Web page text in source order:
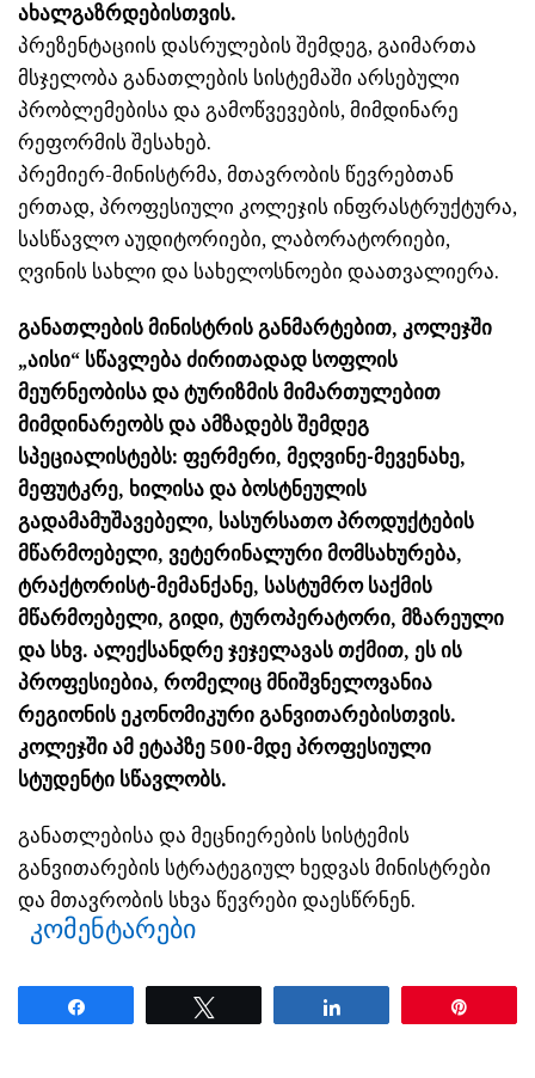
ახალგაზრდებისთვის.
პრეზენტაციის დასრულების შემდეგ, გაიმართა
მსჯელობა განათლების სისტემაში არსებული
პრობლემებისა და გამოწვევების, მიმდინარე
რეფორმის შესახებ.
პრემიერ-მინისტრმა, მთავრობის წევრებთან
ერთად, პროფესიული კოლეჯის ინფრასტრუქტურა,
სასწავლო აუდიტორიები, ლაბორატორიები,
ღვინის სახლი და სახელოსნოები დაათვალიერა.
განათლების მინისტრის განმარტებით, კოლეჯში
„აისი“ სწავლება ძირითადად სოფლის
მეურნეობისა და ტურიზმის მიმართულებით
მიმდინარეობს და ამზადებს შემდეგ
სპეციალისტებს: ფერმერი, მეღვინე-მევენახე,
მეფუტკრე, ხილისა და ბოსტნეულის
გადამამუშავებელი, სასურსათო პროდუქტების
მწარმოებელი, ვეტერინალური მომსახურება,
ტრაქტორისტ-მემანქანე, სასტუმრო საქმის
მწარმოებელი, გიდი, ტუროპერატორი, მზარეული
და სხვ. ალექსანდრე ჯეჯელავას თქმით, ეს ის
პროფესიებია, რომელიც მნიშვნელოვანია
რეგიონის ეკონომიკური განვითარებისთვის.
კოლეჯში ამ ეტაპზე 500-მდე პროფესიული
სტუდენტი სწავლობს.
განათლებისა და მეცნიერების სისტემის
განვითარების სტრატეგიულ ხედვას მინისტრები
და მთავრობის სხვა წევრები დაესწრნენ.
კომენტარები